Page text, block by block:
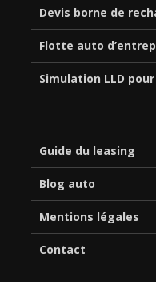
Devis borne de
Flotte auto
Simulation LLD
Guide du leasing
Blog auto
Mentions légales
Contact